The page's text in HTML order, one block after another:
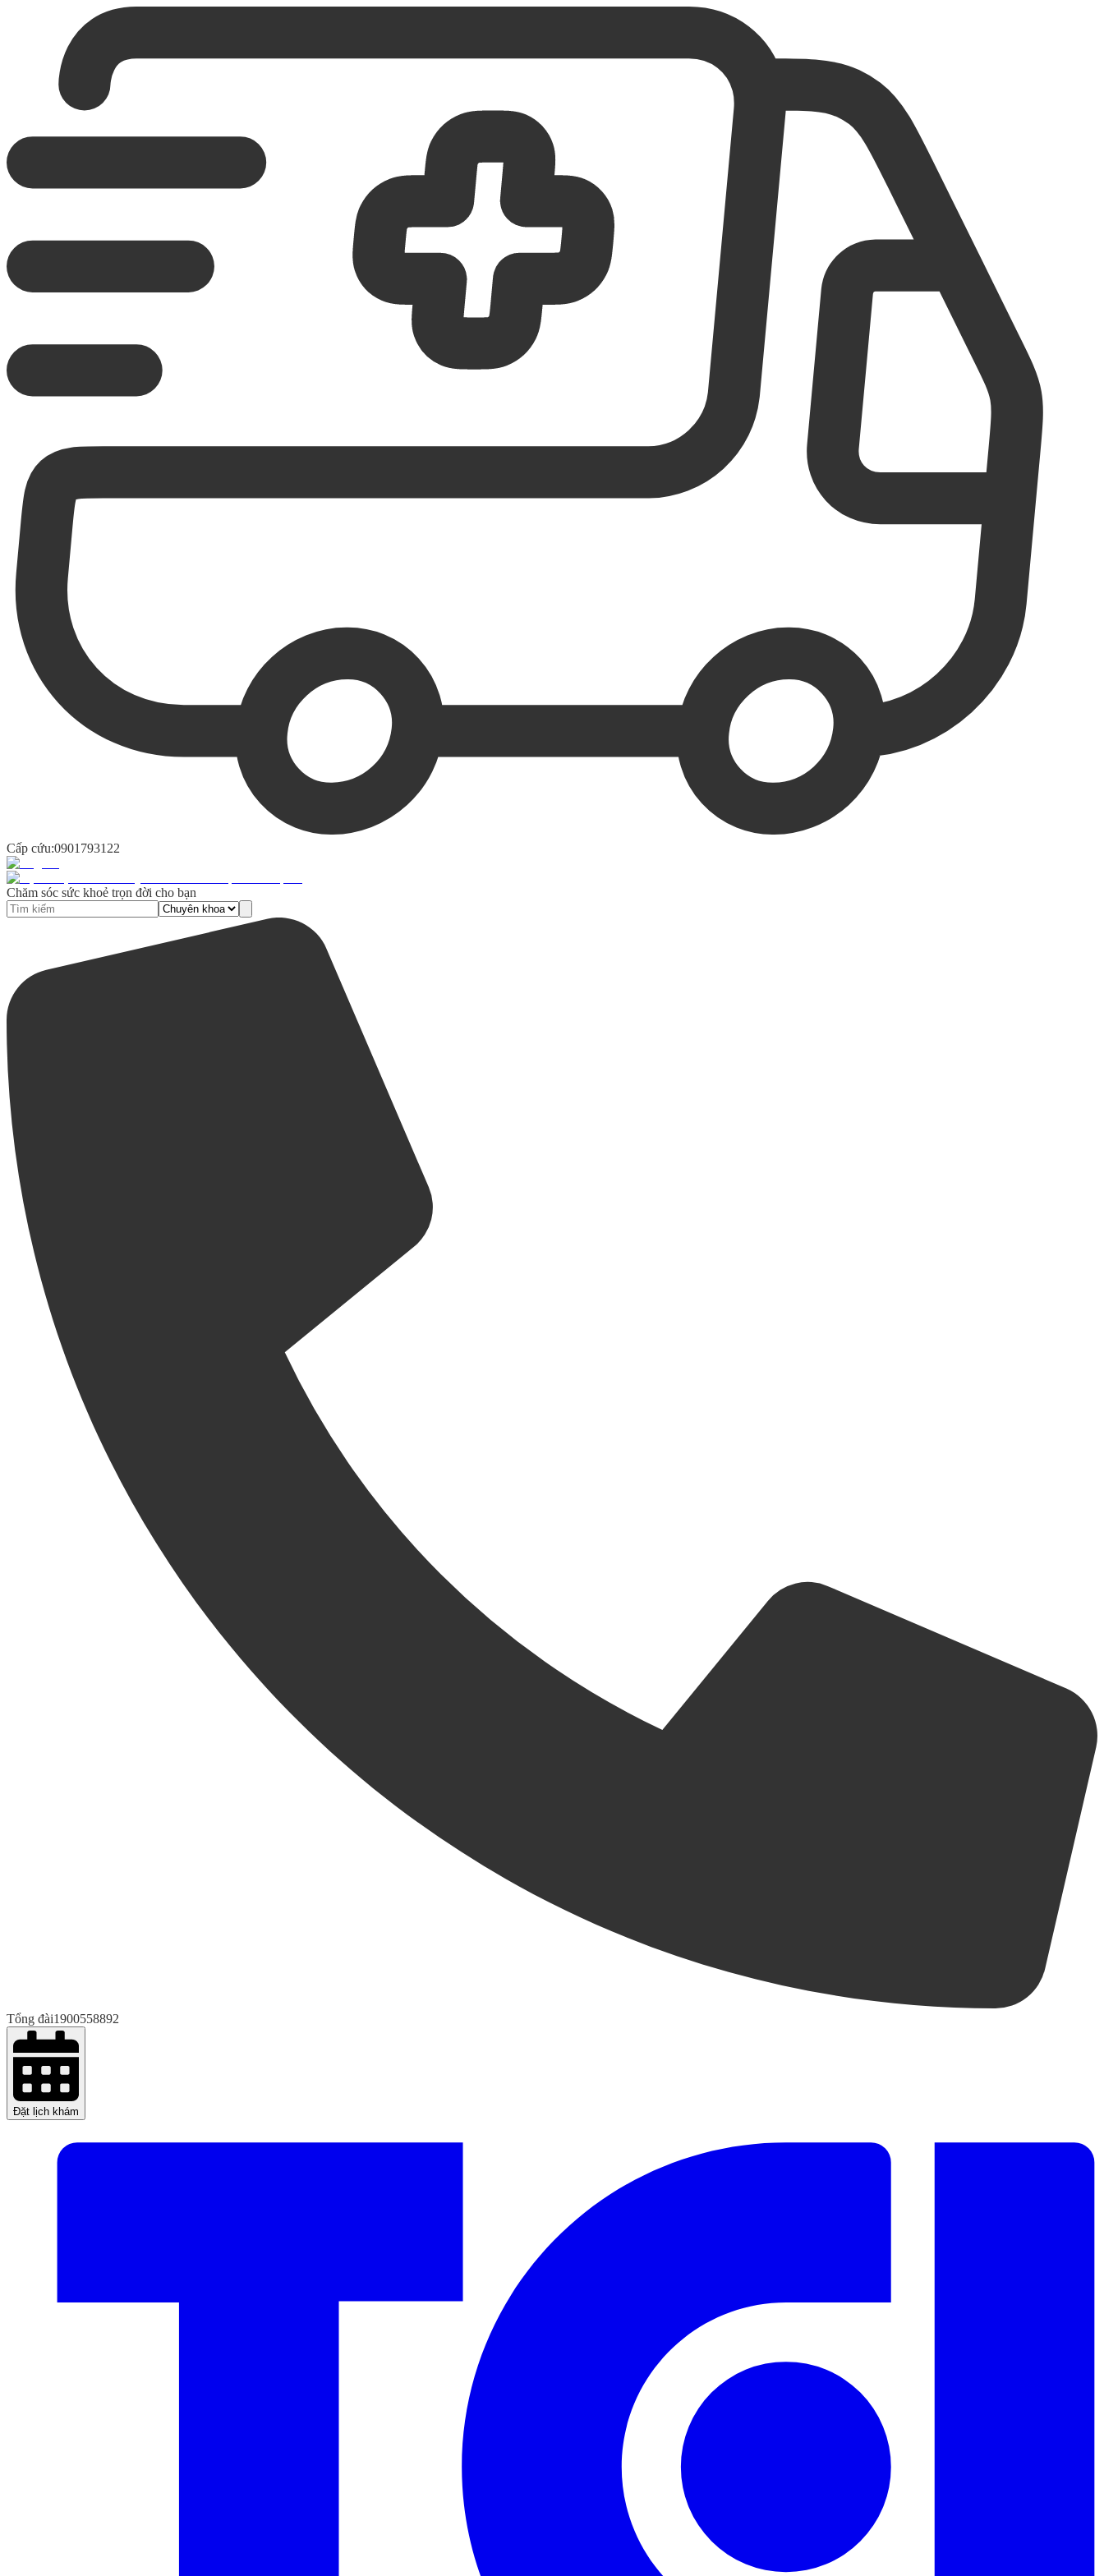
Cấp cứu:0901793122
Chăm sóc sức khoẻ trọn đời cho bạn
Tổng đài1900558892
Đặt lịch khám